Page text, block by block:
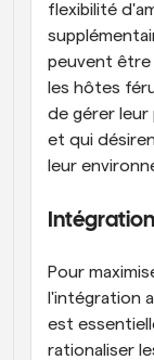
flexibilité
peuvent
les hôtes
de gérer
et qui
leur
Pour
l'intégration
est
rationaliser